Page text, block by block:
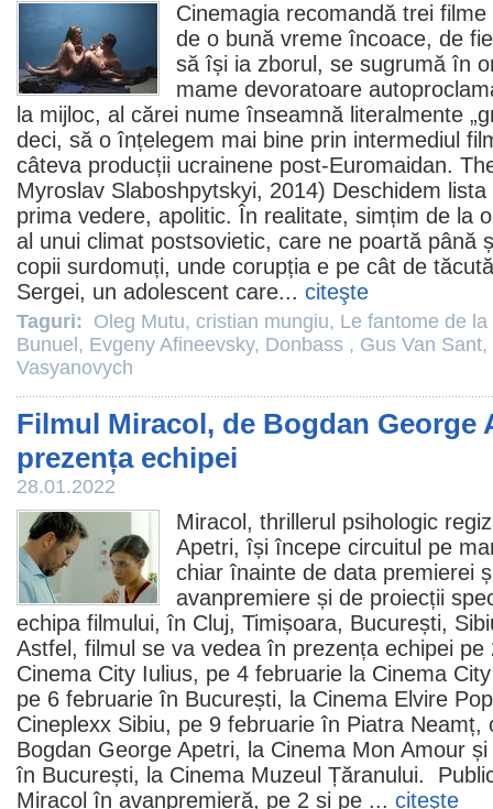
Cinemagia recomandă trei filme
de o bună vreme încoace, de
să își ia zborul, se sugrumă în
mame devoratoare
la mijloc, al cărei nume înseamnă literalmente
deci, să o înțelegem mai bine prin intermediul
câteva producții ucrainene post-Euromaidan.
Myroslav Slaboshpytskyi, 2014) Deschidem
prima vedere, apolitic. În realitate, simțim de la
al unui climat postsovietic, care ne poartă până
copii surdomuți, unde corupția e pe cât de
Sergei, un adolescent care... citeşte
Taguri: Oleg Mutu, cristian mungiu, Le fantome de la
Bunuel , Evgeny Afineevsky, Donbass , Gus Van Sant,
Vasyanovych
Filmul Miracol, de Bogdan George
prezența echipei
28.01.2022
Miracol , thrillerul psihologic
Apetri, își începe circuitul pe
chiar înainte de data premierei
avanpremiere și de proiecții
echipa filmului, în Cluj, Timișoara, București,
Astfel, filmul se va vedea în prezența echipei pe
Cinema City Iulius, pe 4 februarie la Cinema
pe 6 februarie în București, la Cinema Elvire
Cineplexx Sibiu, pe 9 februarie în Piatra Neamț,
Bogdan George Apetri, la Cinema Mon Amour
în București, la Cinema Muzeul Țăranului.
Miracol în avanpremieră, pe 2 și pe ... citeşte